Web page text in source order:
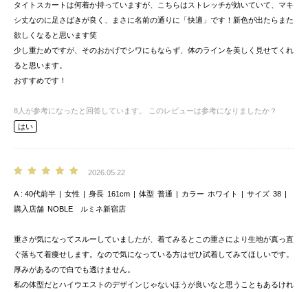
タイトスカートは何着か持っていますが、こちらはストレッチが効いていて、マキ
シ丈なのに足さばきが良く、まさに名前の通りに「快適」です！新色が出たらまた
欲しくなると思います笑
少し重ためですが、そのおかげでシワにもならず、体のラインを美しく見せてくれ
ると思います。
おすすめです！
8 人が参考になったと回答しています。
このレビューは参考になりましたか？
はい
2026.05.22
A 40代前半 女性 身長 161cm 体型 普通 カラー ホワイト サイズ 38
購入店舗 NOBLE ルミネ新宿店
重さが気になってスルーしていましたが、着てみるとこの重さにより生地が真っ直
ぐ落ちて着痩せします。なので気になっている方はぜひ試着してみてほしいです。
厚みがあるので白でも透けません。
私の体型だとハイウエストのデザインじゃないほうが良いなと思うこともあるけれ